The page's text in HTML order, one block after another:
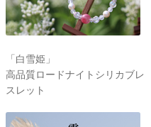
「白雪姫」
高品質ロードナイトシリカブレ
スレット